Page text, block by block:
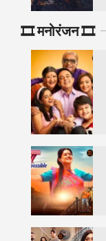
🎞️ मनोरंजन 🎞️